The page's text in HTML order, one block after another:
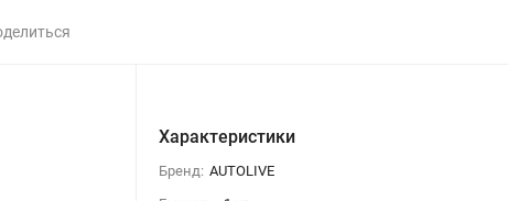
Характеристики
Бренд: AUTOLIVE